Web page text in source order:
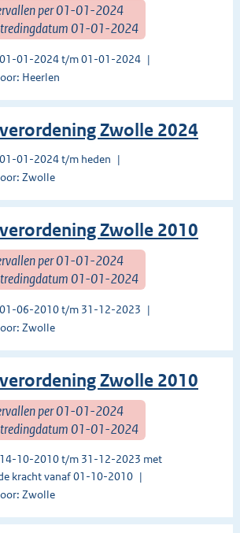
per 01-01-2024
01-01-2024
01-01-2024 t/m 01-01-2024
Heerlen
Zwolle 2024
01-2024 t/m heden
Zwolle
Zwolle 2010
per 01-01-2024
01-01-2024
06-2010 t/m 31-12-2023
Zwolle
Zwolle 2010
per 01-01-2024
01-01-2024
14-10-2010 t/m 31-12-2023 met
kracht vanaf 01-10-2010
Zwolle